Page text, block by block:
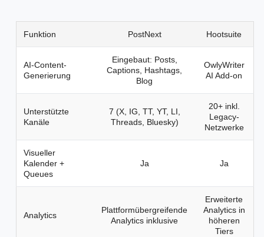
Funktion PostNext Hootsuite
AI-Content-
Generierung
Eingebaut: Posts,
Captions, Hashtags,
Blog
OwlyWriter
AI Add-on
Unterstützte
Kanäle
7 (X, IG, TT, YT, LI,
Threads, Bluesky)
20+ inkl.
Legacy-
Netzwerke
Visueller
Kalender +
Queues
Ja Ja
Analytics
Plattformübergreifende
Analytics inklusive
Erweiterte
Analytics in
höheren
Tiers